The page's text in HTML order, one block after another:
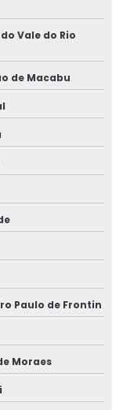
Vale do Rio
de Macabu
Paulo de Frontin
Moraes